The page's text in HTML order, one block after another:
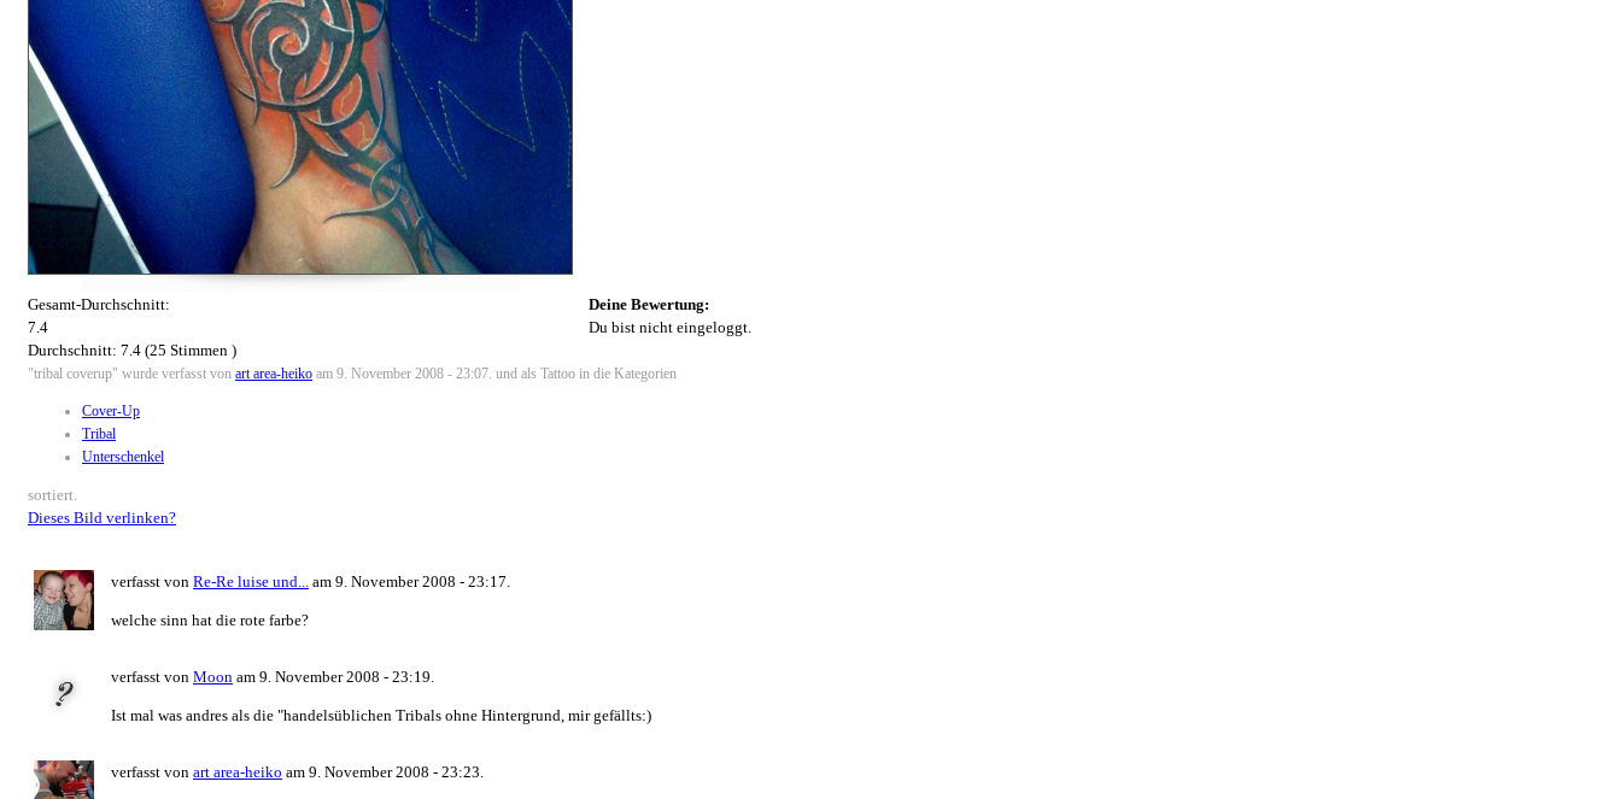
Gesamt-Durchschnitt:
7.4
Durchschnitt: 7.4 (25 Stimmen )
Deine Bewertung:
Du bist nicht eingeloggt.
"tribal coverup" wurde verfasst von art area-heiko am 9. November 2008 - 23:07. und als Tattoo in die Kategorien
Cover-Up
Tribal
Unterschenkel
sortiert.
Dieses Bild verlinken?
verfasst von Re-Re luise und... am 9. November 2008 - 23:17.
welche sinn hat die rote farbe?
verfasst von Moon am 9. November 2008 - 23:19.
Ist mal was andres als die "handelsüblichen Tribals ohne Hintergrund, mir gefällts:)
verfasst von art area-heiko am 9. November 2008 - 23:23.